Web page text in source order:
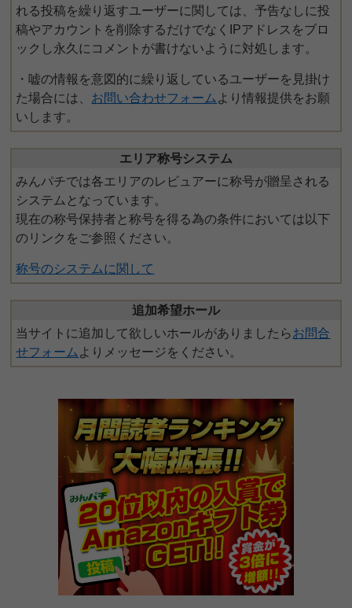
れる投稿を繰り返すユーザーに関しては、予告なしに投
稿やアカウントを削除するだけでなくIPアドレスをブロ
ックし永久にコメントが書けないように対処します。
・嘘の情報を意図的に繰り返しているユーザーを見掛け
た場合には、 お問い合わせフォーム より情報提供をお願
いします。
エリア称号システム
みんパチでは各エリアのレビュアーに称号が贈呈される
システムとなっています。
現在の称号保持者と称号を得る為の条件においては以下
のリンクをご参照ください。
称号のシステムに関して
追加希望ホール
当サイトに追加して欲しいホールがありましたらお問合
せフォーム よりメッセージをください。